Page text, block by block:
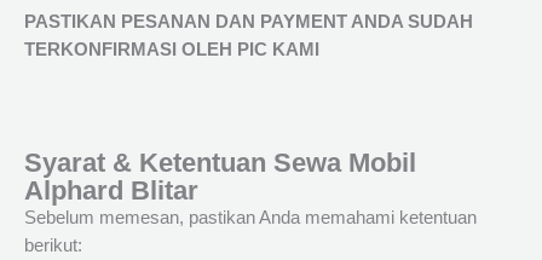
PASTIKAN PESANAN DAN PAYMENT ANDA SUDAH
TERKONFIRMASI OLEH PIC KAMI
Syarat & Ketentuan Sewa Mobil
Alphard Blitar
Sebelum memesan, pastikan Anda memahami ketentuan
berikut: